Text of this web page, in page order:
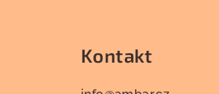
Kontakt